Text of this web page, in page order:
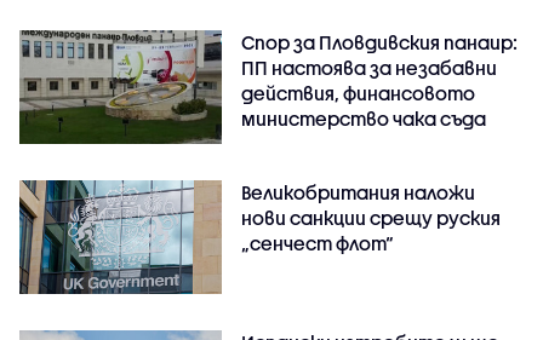
Спор за Пловдивския панаир:
ПП настоява за незабавни
действия, финансовото
министерство чака съда
Великобритания наложи
нови санкции срещу руския
„сенчест флот“